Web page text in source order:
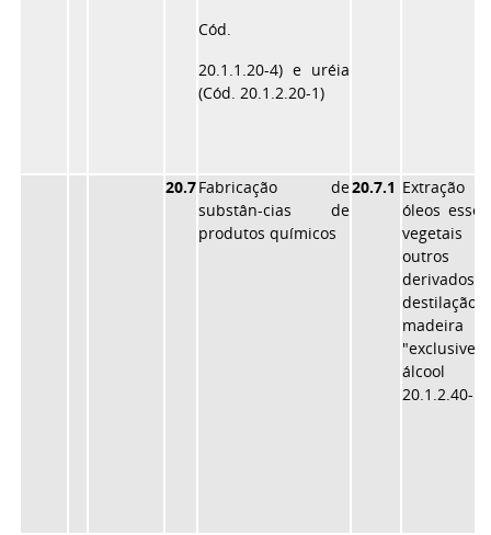
Cód.
20.1.1.20-4) e uréia
(Cód. 20.1.2.20-1)
20.7Fabricação de
substân-cias de
produtos químicos
20.7.1
óleos
vegetais
outros
madeira
"exclusive"
álcool
20.1.2.40-5)